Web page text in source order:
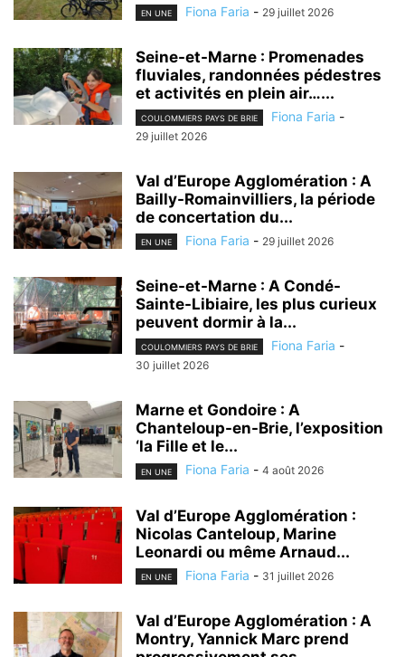
EN UNE Fiona Faria - 29 juillet 2026
Seine-et-Marne : Promenades
fluviales, randonnées pédestres
et activités en plein air…...
COULOMMIERS PAYS DE BRIE Fiona Faria -
29 juillet 2026
Val d’Europe Agglomération : A
Bailly-Romainvilliers, la période
de concertation du...
EN UNE Fiona Faria - 29 juillet 2026
Seine-et-Marne : A Condé-
Sainte-Libiaire, les plus curieux
peuvent dormir à la...
COULOMMIERS PAYS DE BRIE Fiona Faria -
30 juillet 2026
Marne et Gondoire : A
Chanteloup-en-Brie, l’exposition
‘la Fille et le...
EN UNE Fiona Faria - 4 août 2026
Val d’Europe Agglomération :
Nicolas Canteloup, Marine
Leonardi ou même Arnaud...
EN UNE Fiona Faria - 31 juillet 2026
Val d’Europe Agglomération : A
Montry, Yannick Marc prend